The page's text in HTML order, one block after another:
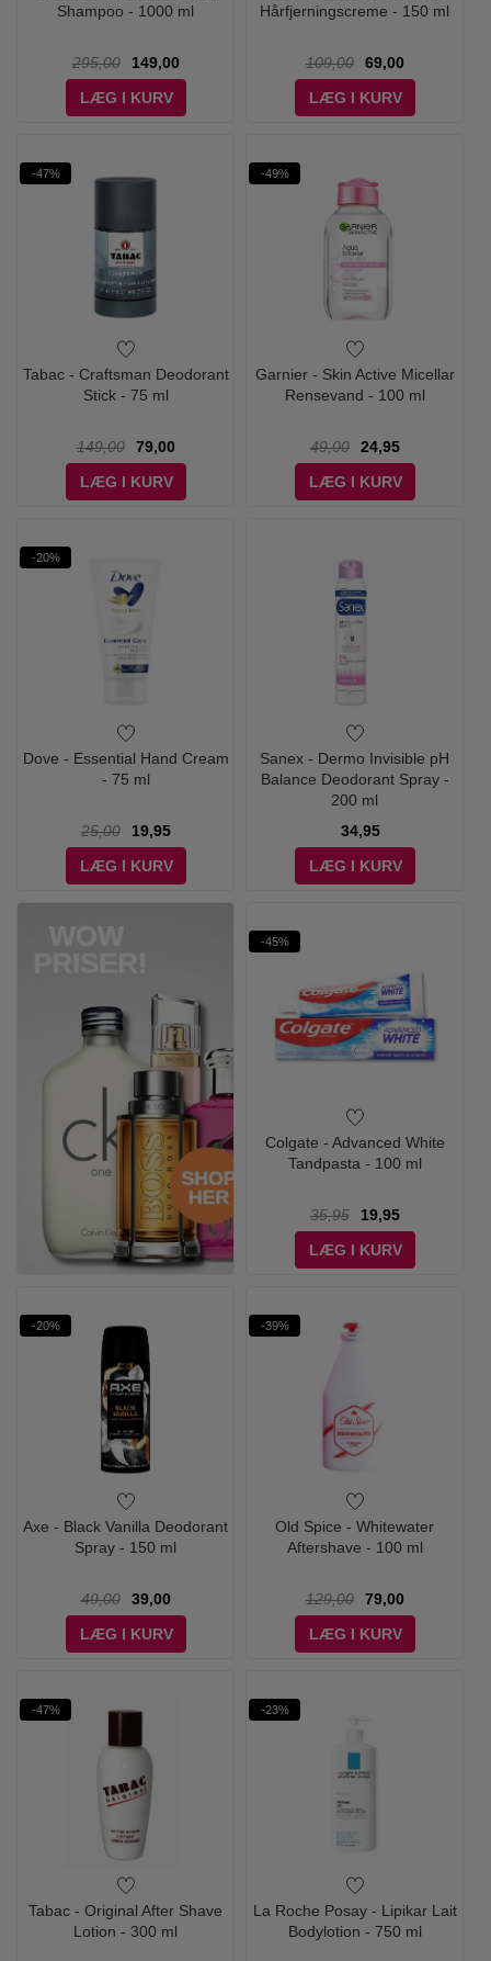
Shampoo - 1000 ml
295,00
149,00
LÆG I KURV
Hårfjerningscreme - 150 ml
109,00
69,00
LÆG I KURV
-47%
Tabac - Craftsman Deodorant
Stick - 75 ml
149,00
79,00
LÆG I KURV
-49%
Garnier - Skin Active Micellar
Rensevand - 100 ml
49,00
24,95
LÆG I KURV
-20%
Dove - Essential Hand Cream
- 75 ml
25,00
19,95
LÆG I KURV
Sanex - Dermo Invisible pH
Balance Deodorant Spray -
200 ml
34,95
LÆG I KURV
-45%
Colgate - Advanced White
Tandpasta - 100 ml
35,95
19,95
LÆG I KURV
-20%
Axe - Black Vanilla Deodorant
Spray - 150 ml
49,00
39,00
LÆG I KURV
-39%
Old Spice - Whitewater
Aftershave - 100 ml
129,00
79,00
LÆG I KURV
-47%
Tabac - Original After Shave
Lotion - 300 ml
-23%
La Roche Posay - Lipikar Lait
Bodylotion - 750 ml